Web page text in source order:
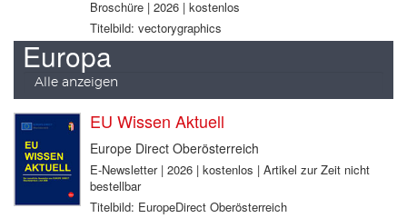
Broschüre | 2026 | kostenlos
Titelbild: vectorygraphics
Europa
Alle anzeigen
EU Wissen Aktuell
Europe Direct Oberösterreich
E-Newsletter | 2026 | kostenlos | Artikel zur Zeit nicht
bestellbar
Titelbild: EuropeDirect Oberösterreich